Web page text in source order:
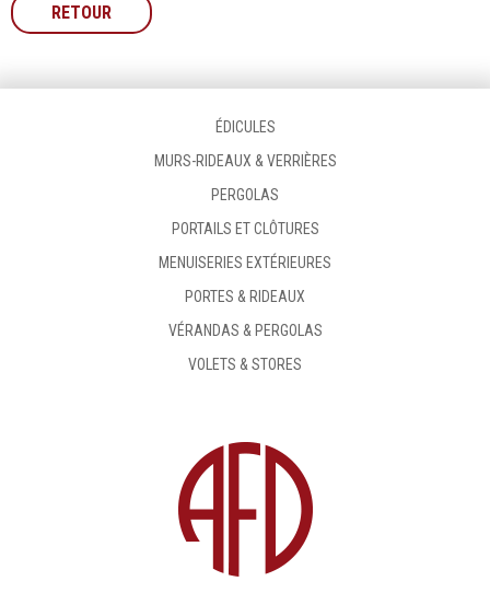
RETOUR
ÉDICULES
MURS-RIDEAUX & VERRIÈRES
PERGOLAS
PORTAILS ET CLÔTURES
MENUISERIES EXTÉRIEURES
PORTES & RIDEAUX
VÉRANDAS & PERGOLAS
VOLETS & STORES